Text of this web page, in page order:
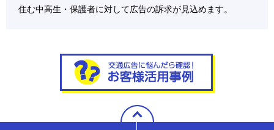
住む中高生・保護者に対して広告の訴求が見込めます。